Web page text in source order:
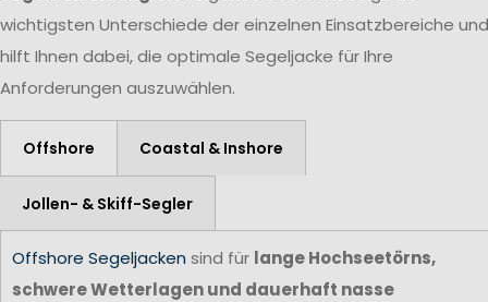
wichtigsten Unterschiede der einzelnen Einsatzbereiche und
hilft Ihnen dabei, die optimale Segeljacke für Ihre
Anforderungen auszuwählen.
Offshore Coastal & Inshore
Jollen- & Skiff-Segler
Offshore Segeljacken sind für lange Hochseetörns,
schwere Wetterlagen und dauerhaft nasse